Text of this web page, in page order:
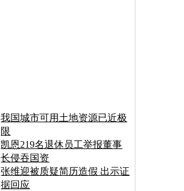
我国城市可用土地资源已近极
限
凯恩219名退休员工举报董事
长侵吞国资
张维迎被质疑简历造假 出示证
据回应